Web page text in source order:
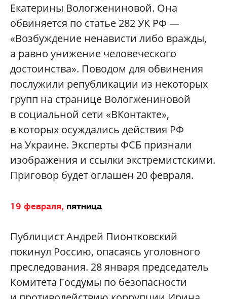
Екатерины Вологжениновой. Она
обвиняется по статье 282 УК РФ —
«Возбуждение ненависти либо вражды,
а равно унижение человеческого
достоинства». Поводом для обвинения
послужили републикации из некоторых
групп на странице Вологжениновой
в социальной сети «ВКонтакте»,
в которых осуждались действия РФ
на Украине. Эксперты ФСБ признали
изображения и ссылки экстремистскими.
Приговор будет оглашен 20 февраля.
19 февраля, пятница
Публицист Андрей Пионтковский
покинул Россию, опасаясь уголовного
преследования. 28 января председатель
Комитета Госдумы по безопасности